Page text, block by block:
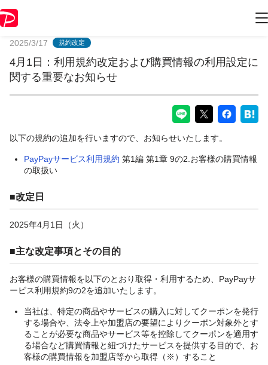
2025/3/17 規約改定
4月1日：利用規約改定および購買情報の利用設定に
関する重要なお知らせ
以下の規約の追加を行いますので、お知らせいたします。
PayPayサービス利用規約 第1編 第1章 9の2.お客様の購買情報
の取扱い
■改定日
2025年4月1日（火）
■主な改定事項とその目的
お客様の購買情報を以下のとおり取得・利用するため、PayPayサ
ービス利用規約9の2を追加いたします。
当社は、特定の商品やサービスの購入に対してクーポンを発行
する場合や、法令上や加盟店の要望によりクーポン対象外とす
ることが必要な商品やサービス等を控除してクーポンを適用す
る場合など購買情報と紐づけたサービスを提供する目的で、お
客様の購買情報を加盟店等から取得（※）すること